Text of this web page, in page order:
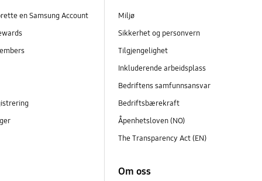
en Samsung Account
Miljø
Sikkerhet og personvern
Tilgjengelighet
Inkluderende arbeidsplass
Bedriftens samfunnsansvar
Bedriftsbærekraft
Åpenhetsloven (NO)
The Transparency Act (EN)
Om oss